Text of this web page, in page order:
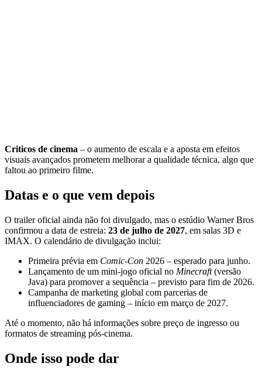
Criticos de cinema – o aumento de escala e a aposta em efeitos
visuais avançados prometem melhorar a qualidade técnica, algo que
faltou ao primeiro filme.
Datas e o que vem depois
O trailer oficial ainda não foi divulgado, mas o estúdio Warner Bros
confirmou a data de estreia: 23 de julho de 2027, em salas 3D e
IMAX. O calendário de divulgação inclui:
Primeira prévia em Comic-Con 2026 – esperado para junho.
Lançamento de um mini‑jogo oficial no Minecraft(versão
Java) para promover a sequência – previsto para fim de 2026.
Campanha de marketing global com parcerias de
influenciadores de gaming – início em março de 2027.
Até o momento, não há informações sobre preço de ingresso ou
formatos de streaming pós‑cinema.
Onde isso pode dar